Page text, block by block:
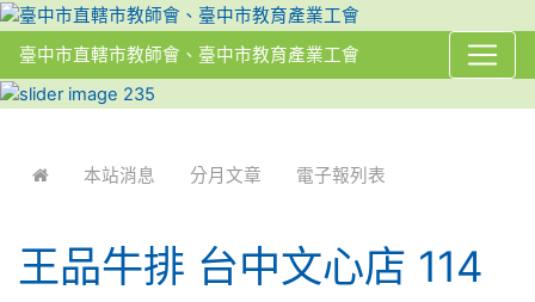
臺中市直轄市教師會、臺中市教育產業工會
本站消息 分月文章 電子報列表
王品牛排 台中文心店 114